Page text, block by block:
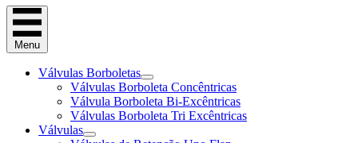
Menu
Válvulas Borboletas
Válvulas Borboleta Concêntricas
Válvula Borboleta Bi-Excêntricas
Válvulas Borboleta Tri Excêntricas
Válvulas